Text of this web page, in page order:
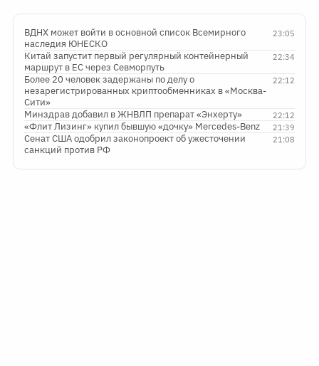
23:05
ВДНХ может войти в основной список Всемирного
наследия ЮНЕСКО
22:34
Китай запустит первый регулярный контейнерный
маршрут в ЕС через Севморпуть
22:12
Более 20 человек задержаны по делу о
незарегистрированных криптообменниках в «Москва-
Сити»
22:12
Минздрав добавил в ЖНВЛП препарат «Энхерту»
21:39
«Флит Лизинг» купил бывшую «дочку» Mercedes-Benz
21:08
Сенат США одобрил законопроект об ужесточении
санкций против РФ